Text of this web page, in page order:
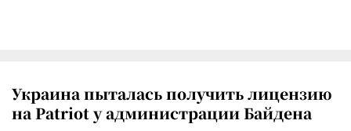
Украина пыталась получить лицензию
на Patriot у администрации Байдена